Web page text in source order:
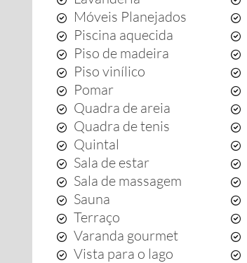
Móveis Planejados
Piscina aquecida
Piso de madeira
Piso vinílico
Pomar
Quadra de areia
Quadra de tenis
Quintal
Sala de estar
Sala de massagem
Sauna
Terraço
Varanda gourmet
Vista para o lago